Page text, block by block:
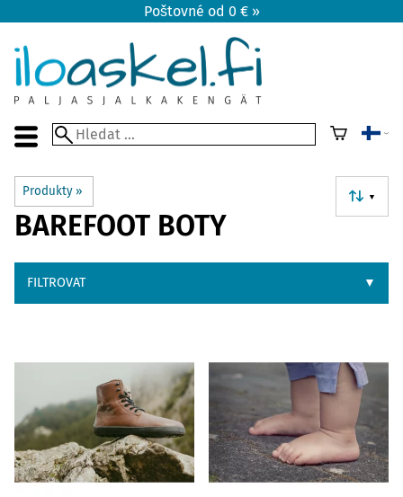
Poštovné od 0 € »
Produkty ‪» ▼
BAREFOOT BOTY
FILTROVAT ▼